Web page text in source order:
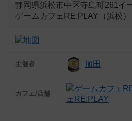
静岡県浜松市中区寺島町261イ
ゲームカフェRE:PLAY（浜松）
主催者 加田
カフェ/店舗
ェRE:PLAY